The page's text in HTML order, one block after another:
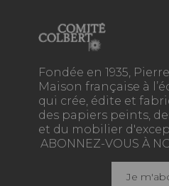
Fondée en 1935,
Maison française à
qui crée, édite et
des papiers peints,
et du mobilier
ABONNEZ-VOUS À
Je